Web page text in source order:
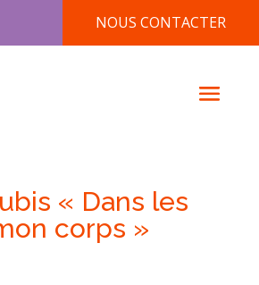
NOUS CONTACTER
« Dans les
corps »